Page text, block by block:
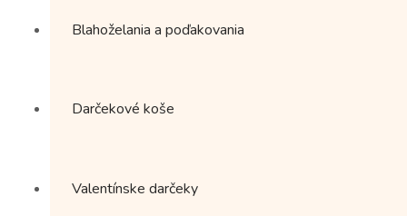
Blahoželania a poďakovania
Darčekové koše
Valentínske darčeky